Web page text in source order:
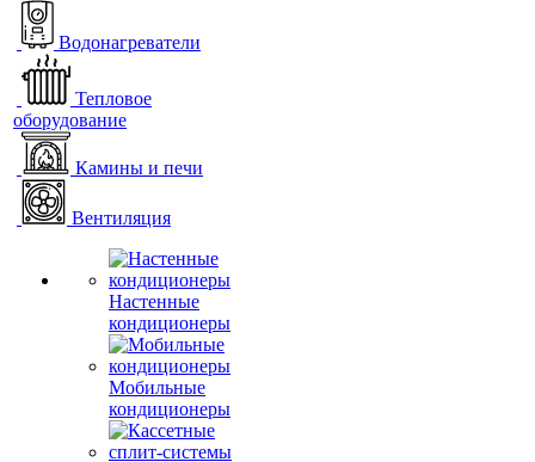
Водонагреватели
Тепловое
оборудование
Камины и печи
Вентиляция
Настенные
кондиционеры
Мобильные
кондиционеры